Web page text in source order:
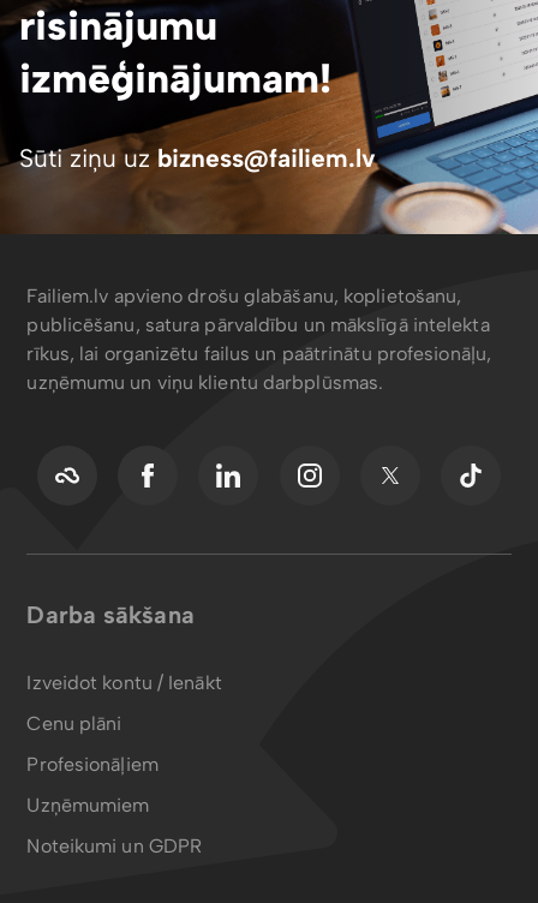
risinājumu
izmēģinājumam!
Sūti ziņu uzbizness@failiem.lv
Failiem.lv apvieno drošu glabāšanu, koplietošanu,
publicēšanu, satura pārvaldību un mākslīgā intelekta
rīkus, lai organizētu failus un paātrinātu profesionāļu,
uzņēmumu un viņu klientu darbplūsmas.
Darba sākšana
Izveidot kontu / Ienākt
Cenu plāni
Profesionāļiem
Uzņēmumiem
Noteikumi un GDPR